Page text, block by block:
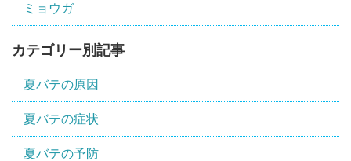
ミョウガ
カテゴリー別記事
夏バテの原因
夏バテの症状
夏バテの予防